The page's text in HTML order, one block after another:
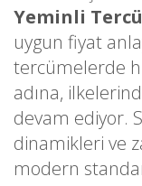
Yeminli
uygun fiyat
tercümelerde
adına,
devam ediyor.
dinamikleri ve
modern